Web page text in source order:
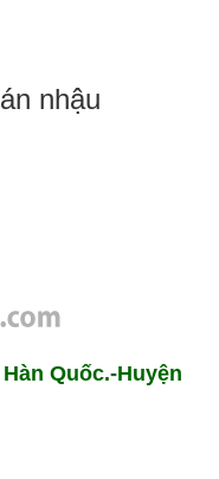
nhậu
Quốc.-Huyện